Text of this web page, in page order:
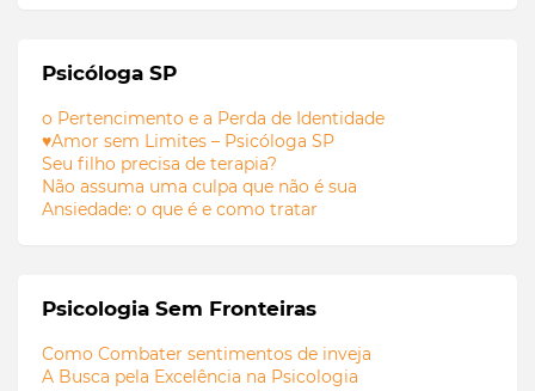
Psicóloga SP
o Pertencimento e a Perda de Identidade
♥Amor sem Limites – Psicóloga SP
Seu filho precisa de terapia?
Não assuma uma culpa que não é sua
Ansiedade: o que é e como tratar
Psicologia Sem Fronteiras
Como Combater sentimentos de inveja
A Busca pela Excelência na Psicologia